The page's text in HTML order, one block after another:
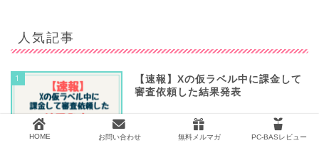
人気記事
1
【速報】Xの仮ラベル中に課金して
審査依頼した結果発表
HOME お問い合わせ 無料メルマガ PC-BASレビュー